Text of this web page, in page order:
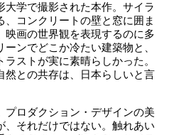
学で撮影された本作。サイラ
コンクリートの壁と窓に囲ま
画の世界観を表現するのに多
ンでどこか冷たい建築物と、
ストが実に素晴らしかった。
然との共存は、日本らしいと言
ロダクション・デザインの美
、それだけではない。触れあい